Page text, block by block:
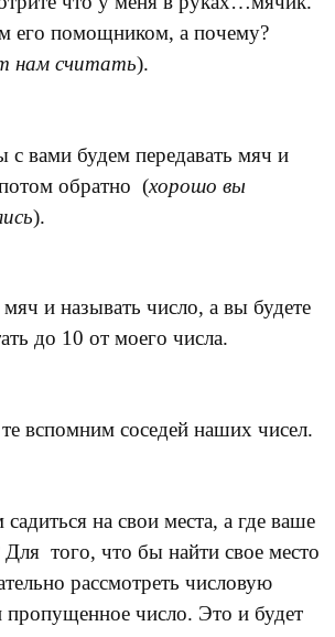
его помощником, а почему?
нам считать).
с вами будем передавать мяч и
обратно (хорошо вы
).
и называть число, а вы будете
до 10 от моего числа.
вспомним соседей наших чисел.
на свои места, а где ваше
Для того, что бы найти свое место
рассмотреть числовую
число. Это и будет